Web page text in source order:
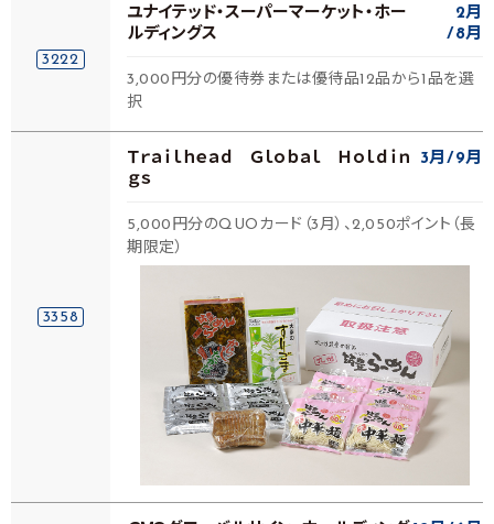
3222
ユナイテッド・スーパーマーケット・ホー
ルディングス
2月
8月
3,000円分の優待券または優待品12品から1品を選
択
3358
Ｔｒａｉｌｈｅａｄ Ｇｌｏｂａｌ Ｈｏｌｄｉｎ
ｇｓ
3月 9月
5,000円分のQUOカード（3月）、2,050ポイント（長
期限定）